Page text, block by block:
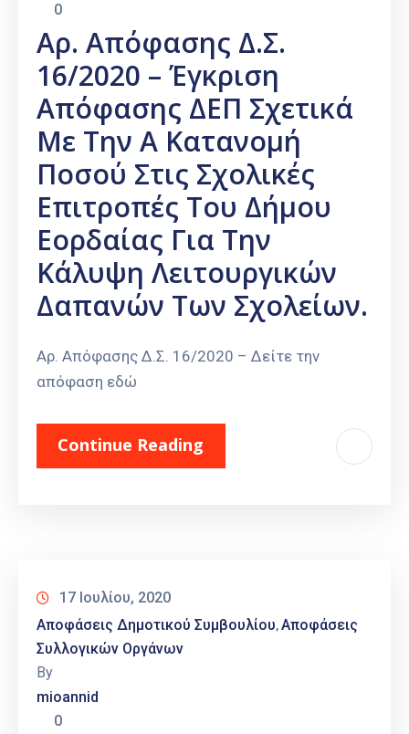
0
Αρ. Απόφασης Δ.Σ.
16/2020 – Έγκριση
Απόφασης ΔΕΠ Σχετικά
Με Την Α Κατανομή
Ποσού Στις Σχολικές
Επιτροπές Του Δήμου
Εορδαίας Για Την
Κάλυψη Λειτουργικών
Δαπανών Των Σχολείων.
Αρ. Απόφασης Δ.Σ. 16/2020 – Δείτε την
απόφαση εδώ
Continue Reading
17 Ιουλίου, 2020
Αποφάσεις Δημοτικού Συμβουλίου‚Αποφάσεις
Συλλογικών Οργάνων
By
mioannid
0